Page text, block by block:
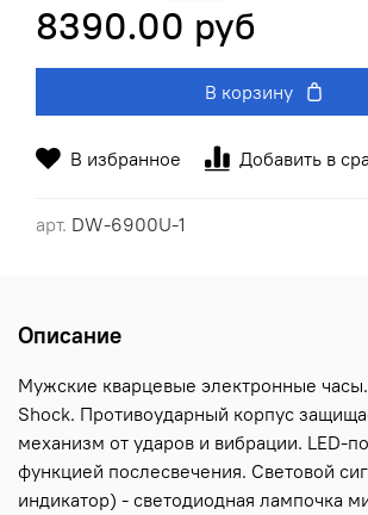
В избранное Добавить в
арт. DW-6900U-1
8390.00 руб
В корзину
Описание
Мужские кварцевые электронные
Shock. Противоударный корпус
механизм от ударов и вибрации. LED-
функцией послесвечения. Световой
индикатор) - светодиодная лампочка